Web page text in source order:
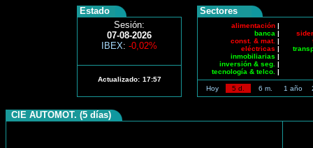
Estado
Sesión:
07-08-2026
IBEX: -0,02%
Actualizado: 17:57
Sectores
alimentación |
banca |
const. & mat. |
eléctricas |
inmobiliarias |
inversión & seg. |
tecnología & telco. |
Hoy 5 d. 6 m. 1 año
CIE AUTOMOT. (5 días)